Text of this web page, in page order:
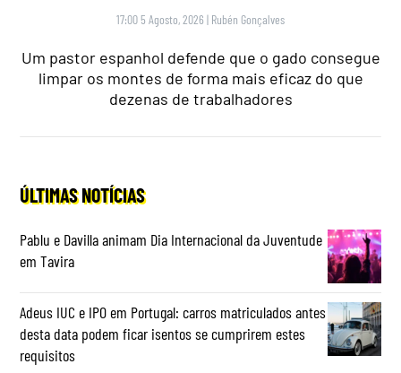
17:00 5 Agosto, 2026 | Rubén Gonçalves
Um pastor espanhol defende que o gado consegue
limpar os montes de forma mais eficaz do que
dezenas de trabalhadores
ÚLTIMAS NOTÍCIAS
Pablu e Davilla animam Dia Internacional da Juventude
em Tavira
Adeus IUC e IPO em Portugal: carros matriculados antes
desta data podem ficar isentos se cumprirem estes
requisitos